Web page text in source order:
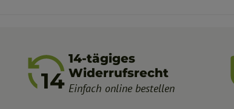
14-tägiges
Widerrufsrecht
Einfach online bestellen